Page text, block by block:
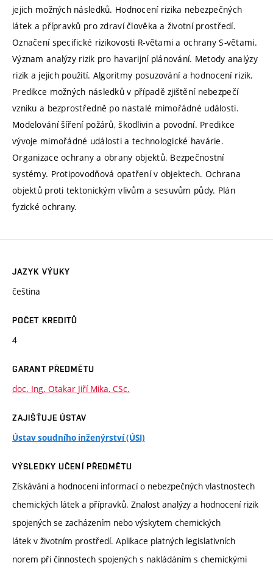
jejich možných následků. Hodnocení rizika nebezpečných
látek a přípravků pro zdraví člověka a životní prostředí.
Označení specifické rizikovosti R-větami a ochrany S-větami.
Význam analýzy rizik pro havarijní plánování. Metody analýzy
rizik a jejich použití. Algoritmy posuzování a hodnocení rizik.
Predikce možných následků v případě zjištění nebezpečí
vzniku a bezprostředně po nastalé mimořádné události.
Modelování šíření požárů, škodlivin a povodní. Predikce
vývoje mimořádné události a technologické havárie.
Organizace ochrany a obrany objektů. Bezpečnostní
systémy. Protipovodňová opatření v objektech. Ochrana
objektů proti tektonickým vlivům a sesuvům půdy. Plán
fyzické ochrany.
JAZYK VÝUKY
čeština
POČET KREDITŮ
4
GARANT PŘEDMĚTU
doc. Ing. Otakar Jiří Mika, CSc.
ZAJIŠŤUJE ÚSTAV
Ústav soudního inženýrství (ÚSI)
VÝSLEDKY UČENÍ PŘEDMĚTU
Získávání a hodnocení informací o nebezpečných vlastnostech
chemických látek a přípravků. Znalost analýzy a hodnocení rizik
spojených se zacházením nebo výskytem chemických
látek v životním prostředí. Aplikace platných legislativních
norem při činnostech spojených s nakládáním s chemickými